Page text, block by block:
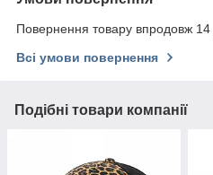
Повернення товару впродовж 14
Всі умови повернення
Подібні товари компанії